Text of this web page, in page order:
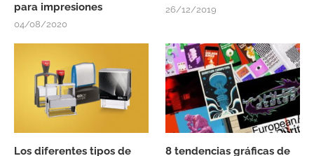
para impresiones
04/08/2020
26/12/2019
Los diferentes tipos de
8 tendencias gráficas de